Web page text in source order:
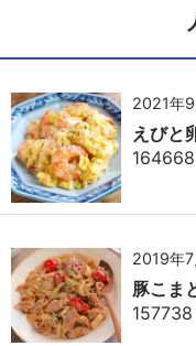
2021年9
えびと
2019年7
豚こま